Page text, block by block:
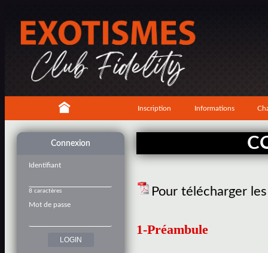
Inscription Informations
Connexion
Identifiant
8 caractères
Mot de passe
Pour télécharger
1-Préambule